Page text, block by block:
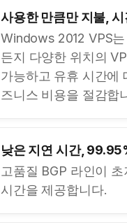
사용한 만큼만 지불,
Windows 2012 VPS
든지 다양한 위치의
가능하고 유휴 시간에
즈니스 비용을 절감합
낮은 지연 시간,
고품질 BGP 라인이
시간을 제공합니다.